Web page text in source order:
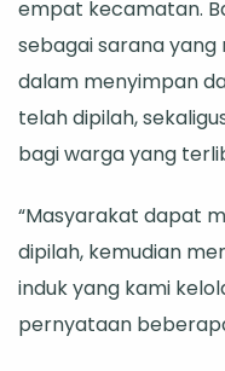
empat kecamatan.
sebagai sarana
dalam menyimpan
telah dipilah,
bagi warga yang
“Masyarakat dapat
dipilah, kemudian
induk yang kami
pernyataan